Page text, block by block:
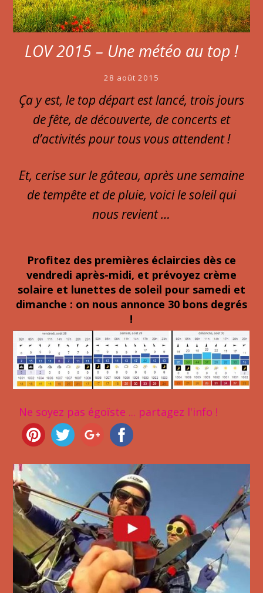
LOV 2015 – Une météo au top !
28 août 2015
Ça y est, le top départ est lancé, trois jours
de fête, de découverte, de concerts et
d’activités pour tous vous attendent !
Et, cerise sur le gâteau, après une semaine
de tempête et de pluie, voici le soleil qui
nous revient …
Profitez des premières éclaircies dès ce
vendredi après-midi, et prévoyez crème
solaire et lunettes de soleil pour samedi et
dimanche : on nous annonce 30 bons degrés
!
Ne soyez pas égoïste ... partagez l'info !